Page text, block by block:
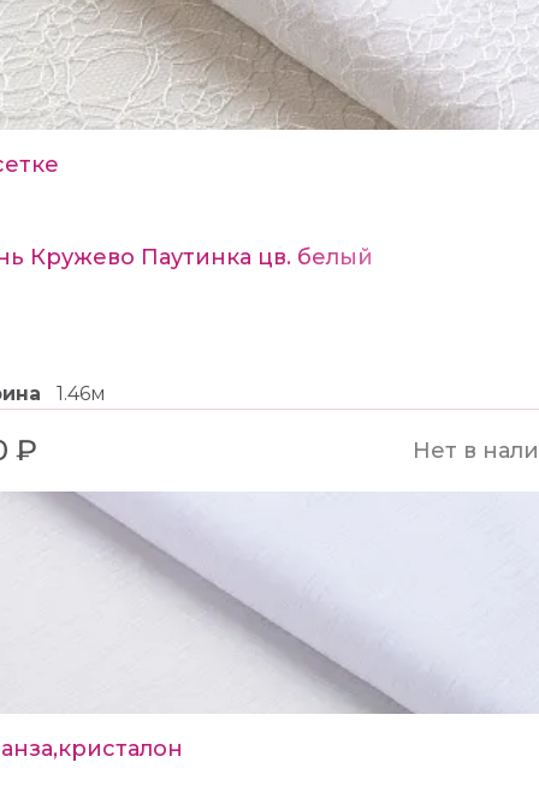
Кружево Паутинка цв. белый
1.46м
₽ Нет в